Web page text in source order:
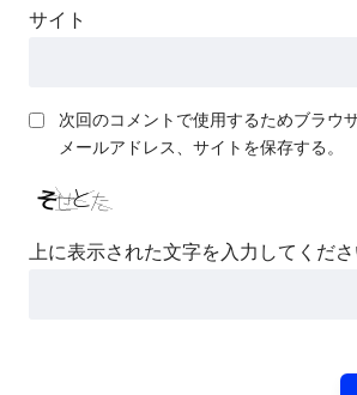
サイト
次回のコメントで使用するためブラウ
メールアドレス、サイトを保存する。
上に表示された文字を入力してくださ